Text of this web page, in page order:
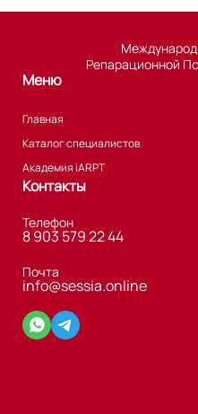
Репарационной
Меню
Главная
Каталог специалистов
Академия iARPT
Контакты
Телефон
8 903 579 22 44
Почта
info@sessia.online